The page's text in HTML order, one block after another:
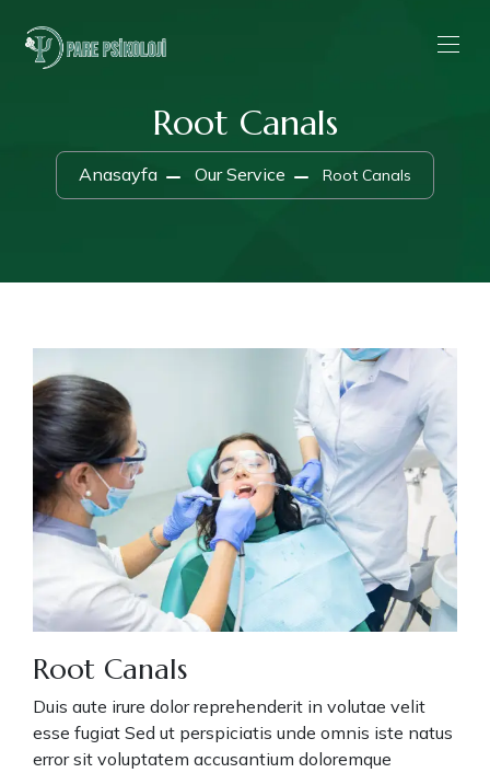
Root Canals
Anasayfa Our Service Root Canals
Root Canals
Duis aute irure dolor reprehenderit in volutae velit
esse fugiat Sed ut perspiciatis unde omnis iste natus
error sit voluptatem accusantium doloremque